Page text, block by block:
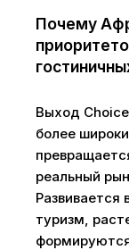
Почему
Выход
более
реальный
Развивается
туризм,